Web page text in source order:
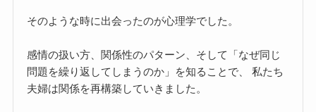
そのような時に出会ったのが心理学でした。
感情の扱い方、関係性のパターン、そして「なぜ同じ
問題を繰り返してしまうのか」を知ることで、 私たち
夫婦は関係を再構築していきました。